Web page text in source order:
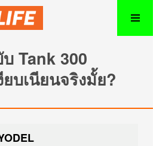
Tank 300
ยบเนียนจริงมั้ย?